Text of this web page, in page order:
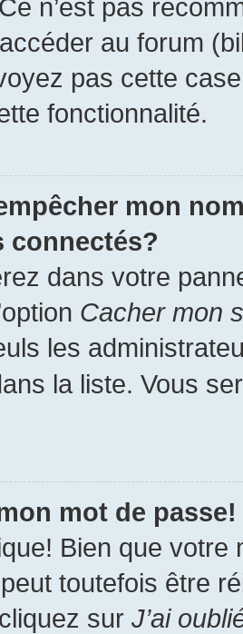
n’est pas
au forum
pas cette
fonctionnalité.
mon
connectés?
dans votre
Cacher mon
les
la liste. Vous
mot de passe!
Bien que
toutefois être
sur J’ai